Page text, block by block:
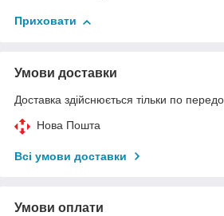
Приховати
Умови доставки
Доставка здійснюється тільки по
Нова Пошта
Всі умови доставки
Умови оплати